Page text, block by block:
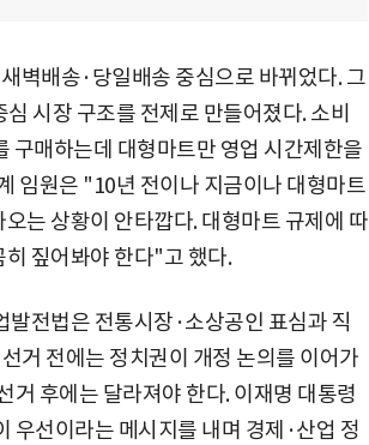
벽배송·당일배송 중심으로 바뀌었다. 그
시장 구조를 전제로 만들어졌다. 소비
구매하는데 대형마트만 영업 시간제한을
임원은 "10년 전이나 지금이나 대형마트
는 상황이 안타깝다. 대형마트 규제에 따
짚어봐야 한다"고 했다.
전법은 전통시장·소상공인 표심과 직
거 전에는 정치권이 개정 논의를 이어가
거 후에는 달라져야 한다. 이재명 대통령
우선이라는 메시지를 내며 경제·산업 정